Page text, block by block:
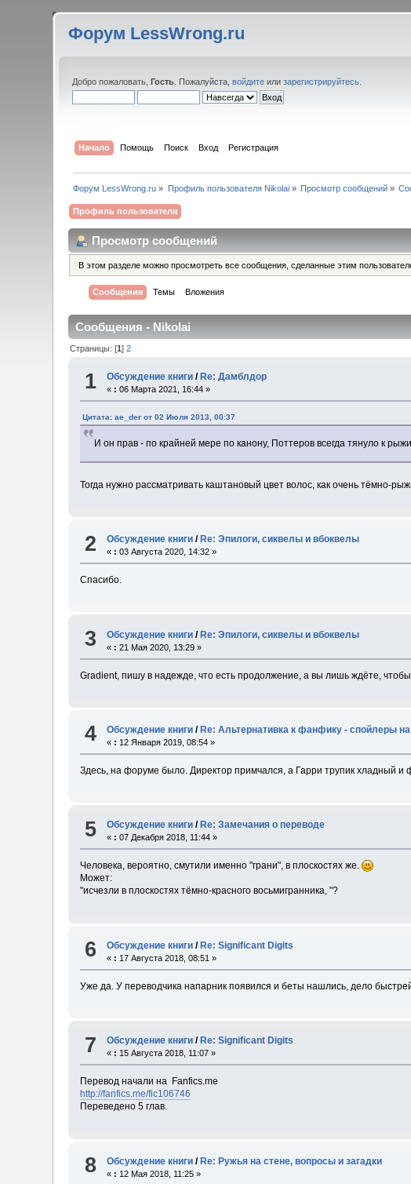
Форум LessWrong.ru
Добро пожаловать,Гость . Пожалуйста,войдите илизарегистрируйтесь
Начало Помощь Поиск Вход Регистрация
Форум LessWrong.ru » Профиль пользователя Nikolai» Просмотр сообщений »
Профиль пользователя
Просмотр сообщений
В этом разделе можно просмотреть все сообщения, сделанные этим
Сообщения Темы Вложения
Сообщения - Nikolai
Страницы: [1]2
1 Обсуждение книги / Re: Дамблдор
« : 06 Марта 2021, 16:44 »
Цитата: ae_der от 02 Июля 2013, 00:37
И он прав - по крайней мере по канону, Поттеров всегда тянуло к
Тогда нужно рассматривать каштановый цвет волос, как очень тёмно-
2 Обсуждение книги / Re: Эпилоги, сиквелы и вбоквелы
« : 03 Августа 2020, 14:32 »
Спасибо.
3 Обсуждение книги /Re: Эпилоги, сиквелы и вбоквелы
« : 21 Мая 2020, 13:29 »
Gradient, пишу в надежде, что есть продолжение, а вы лишь ждёте,
4 Обсуждение книги / Re: Альтернативка к фанфику - спойлеры
« : 12 Января 2019, 08:54 »
Здесь, на форуме было. Директор примчался, а Гарри трупик хладный и
5 Обсуждение книги / Re: Замечания о переводе
« : 07 Декабря 2018, 11:44 »
Человека, вероятно, смутили именно "грани", в плоскостях же.
Может:
"исчезли в плоскостях тёмно-красного восьмигранника, "?
6 Обсуждение книги / Re: Significant Digits
« : 17 Августа 2018, 08:51 »
Уже да. У переводчика напарник появился и беты нашлись, дело
7 Обсуждение книги / Re: Significant Digits
« : 15 Августа 2018, 11:07 »
Перевод начали на Fanfics.me
http://fanfics.me/fic106746
Переведено 5 глав.
8 Обсуждение книги /Re: Ружья на стене, вопросы и загадки
« : 12 Мая 2018, 11:25 »